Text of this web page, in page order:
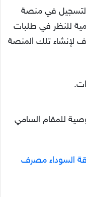
التسجيل في منصة
رقمية للنظر في طلبات
لإنشاء تلك المنصة
للمقام السامي
السوداء مصرف